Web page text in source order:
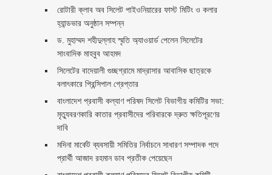
রোটারী ক্লাব অব সিলেট পাইওনিয়ারের ফাস্ট মিটিং ও কলার
হ্যান্ডভার অনুষ্ঠান সম্পন্ন
ড. মুহাম্মদ শহীদুল্লাহ স্মৃতি অ্যাওয়ার্ড পেলেন সিলেটের
সাংবাদিক মাহবুব আহমদ
সিলেটের বাদেয়ালী গুচ্ছগ্রামে মাদ্রাসার আবাসিক ছাত্রকে
বলাৎকারে প্রিন্সিপাল গ্রেপ্তার ‎
বাংলাদেশ প্রবাসী কল্যাণ পরিষদ সিলেট বিভাগীয় কমিটির সভা:
মৃত্যুবরণকারি কাতার প্রবাসীদের পরিবারকে দ্রুত ক্ষতিপূরণের
দাবি
মদিনা মার্কেট ব্যবসায়ী সমিতির নির্বাচনে সাধারণ সম্পাদক পদে
প্রার্থী আজাদ রহমান ডাব প্রতীক পেয়েছেন ‎